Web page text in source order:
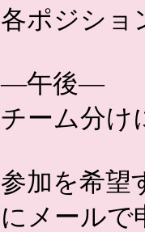
各ポジショ
―午後―
チーム分け
参加を希望
にメールで